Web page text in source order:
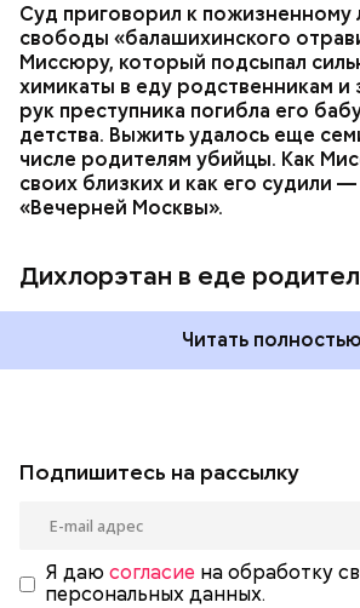
Суд приговорил к
свободы «балашихинского
Миссюру, который подсыпал
химикаты в еду родственникам
рук преступника погибла его
детства. Выжить удалось еще
числе родителям убийцы. Как
своих близких и как его судили
«Вечерней Москвы».
Дихлорэтан в еде
Читать полностью
Подпишитесь на рассылку
Я даю согласие на обработку
персональных данных.